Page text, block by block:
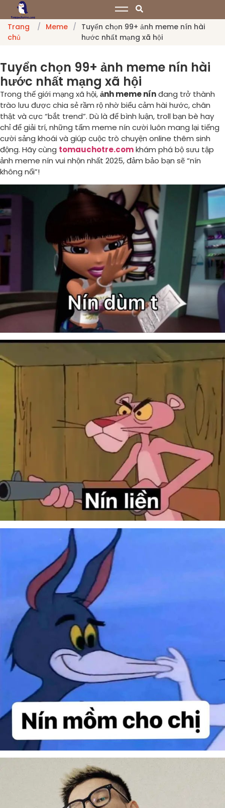
Trang
chủ
/ Meme / Tuyển chọn 99+ ảnh meme nín hài
hước nhất mạng xã hội
Tuyển chọn 99+ ảnh meme nín hài
hước nhất mạng xã hội
Trong thế giới mạng xã hội,ảnh meme nínđang trở thành
trào lưu được chia sẻ rầm rộ nhờ biểu cảm hài hước, chân
thật và cực “bắt trend”. Dù là để bình luận, troll bạn bè hay
chỉ để giải trí, những tấm meme nín cười luôn mang lại tiếng
cười sảng khoái và giúp cuộc trò chuyện online thêm sinh
động. Hãy cùng tomauchotre.comkhám phá bộ sưu tập
ảnh meme nín vui nhộn nhất 2025, đảm bảo bạn sẽ “nín
không nổi”!